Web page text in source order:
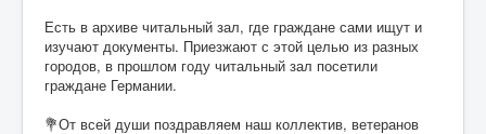
Есть в архиве читальный зал, где граждане сами ищут и
изучают документы. Приезжают с этой целью из разных
городов, в прошлом году читальный зал посетили
граждане Германии.
💐От всей души поздравляем наш коллектив, ветеранов